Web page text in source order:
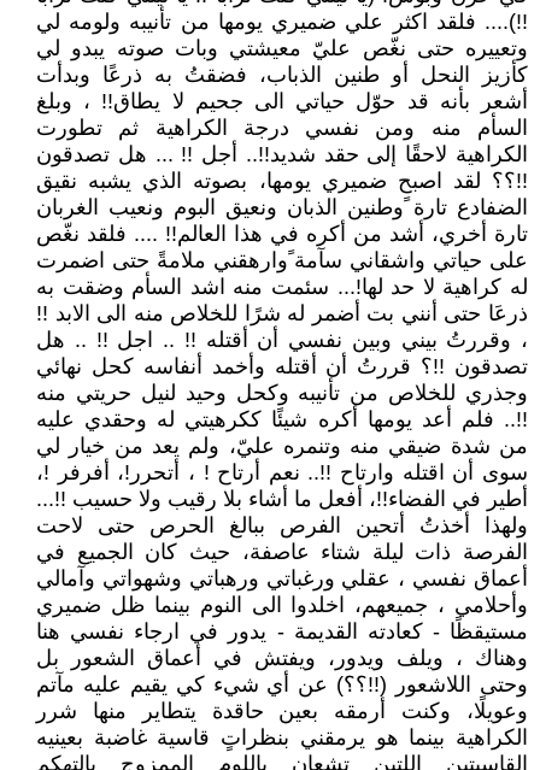
!!).... فلقد اكثر علي ضميري يومها من تأنيبه ولومه لي
وتعييره حتى نغّص عليّ معيشتي وبات صوته يبدو لي
كأزيز النحل أو طنين الذباب، فضقتُ به ذرعًا وبدأت
أشعر بأنه قد حوّل حياتي الى جحيم لا يطاق!! ، وبلغ
السأم منه ومن نفسي درجة الكراهية ثم تطورت
الكراهية لاحقًا إلى حقد شديد!!.. أجل !! ... هل تصدقون
!!؟؟ لقد اصبح ضميري يومها، بصوته الذي يشبه نقيق
الضفادع تارة ًوطنين الذبان ونعيق البوم ونعيب الغربان
تارة أخري، أشد من أكره في هذا العالم!! .... فلقد نغّص
على حياتي واشقاني سآمة ًوارهقني ملامةً حتى اضمرت
له كراهية لا حد لها!... سئمت منه اشد السأم وضقت به
ذرعَا حتى أنني بت أضمر له شرًا للخلاص منه الى الابد !!
، وقررتُ بيني وبين نفسي أن أقتله !! .. اجل !! .. هل
تصدقون !!؟ قررتُ أن أقتله وأخمد أنفاسه كحل نهائي
وجذري للخلاص من تأنيبه وكحل وحيد لنيل حريتي منه
!!.. فلم أعد يومها أكره شيئًا ككرهيتي له وحقدي عليه
من شدة ضيقي منه وتنمره عليّ، ولم يعد من خيار لي
سوى أن اقتله وارتاح !!.. نعم أرتاح ! ، أتحرر!، أفرفر !،
أطير في الفضاء!!، أفعل ما أشاء بلا رقيب ولا حسيب !!...
ولهذا أخذتُ أتحين الفرص ببالغ الحرص حتى لاحت
الفرصة ذات ليلة شتاء عاصفة، حيث كان الجميع في
أعماق نفسي ، عقلي ورغباتي ورهباتي وشهواتي وآمالي
وأحلامي ، جميعهم، اخلدوا الى النوم بينما ظل ضميري
مستيقظًا - كعادته القديمة - يدور في ارجاء نفسي هنا
وهناك ، ويلف ويدور، ويفتش في أعماق الشعور بل
وحتى اللاشعور (!!؟؟) عن أي شيء كي يقيم عليه مآتم
وعويلًا، وكنت أرمقه بعين حاقدة يتطاير منها شرر
الكراهية بينما هو يرمقني بنظراتٍ قاسية غاضبة بعينيه
القاسيتين اللتين تشعان باللوم الممزوج بالتهكم